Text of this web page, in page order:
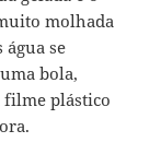
molhada
se
bola,
plástico